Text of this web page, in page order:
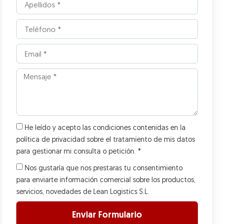
He leído y acepto las condiciones contenidas en la
política de privacidad sobre el tratamiento de mis datos
para gestionar mi consulta o petición. *
Nos gustaría que nos prestaras tu consentimiento
para enviarte información comercial sobre los productos,
servicios, novedades de Lean Logistics S.L.
Enviar Formulario